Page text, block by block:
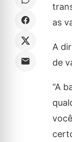
as
A
de
“A